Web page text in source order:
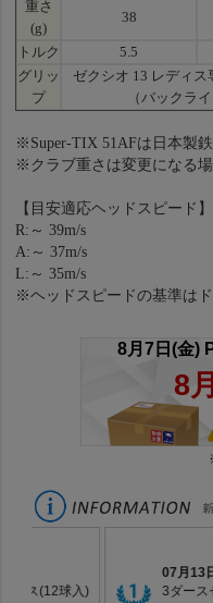
重さ
(g)
38
トルク 5.5
グリッ
プ
ゼクシオ 13 レディス
（バックラ
※Super-TIX 51AFは日本製
※クラブ重さは変更になる場
【目安適応ヘッドスピード】
R:～ 39m/s
A:～ 37m/s
L:～ 35m/s
※ヘッドスピードの基準は